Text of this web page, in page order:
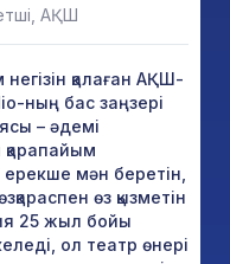
АҚШ
қалаған АҚШ-
ның бас заңзері
– әдемі
мән беретін,
өз қызметін
25 жыл бойы
ол театр өнері